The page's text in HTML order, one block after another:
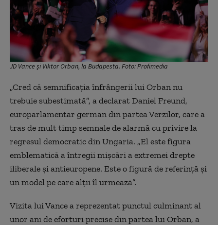
JD Vance și Viktor Orban, la Budapesta. Foto: Profimedia
„Cred că semnificația înfrângerii lui Orban nu
trebuie subestimată”, a declarat Daniel Freund,
europarlamentar german din partea Verzilor, care a
tras de mult timp semnale de alarmă cu privire la
regresul democratic din Ungaria. „El este figura
emblematică a întregii mișcări a extremei drepte
iliberale și antieuropene. Este o figură de referință și
un model pe care alții îl urmează”.
Vizita lui Vance a reprezentat punctul culminant al
unor ani de eforturi precise din partea lui Orban, a